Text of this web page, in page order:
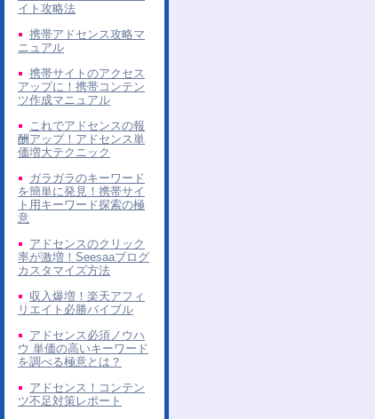
イト攻略法
携帯アドセンス攻略マ
ニュアル
携帯サイトのアクセス
アップに！携帯コンテン
ツ作成マニュアル
これでアドセンスの報
酬アップ！アドセンス単
価増大テクニック
ガラガラのキーワード
を簡単に発見！携帯サイ
ト用キーワード探索の極
意
アドセンスのクリック
率が激増！Seesaaブログ
カスタマイズ方法
収入爆増！楽天アフィ
リエイト必勝バイブル
アドセンス必須ノウハ
ウ 単価の高いキーワード
を調べる極意とは？
アドセンス！コンテン
ツ不足対策レポート